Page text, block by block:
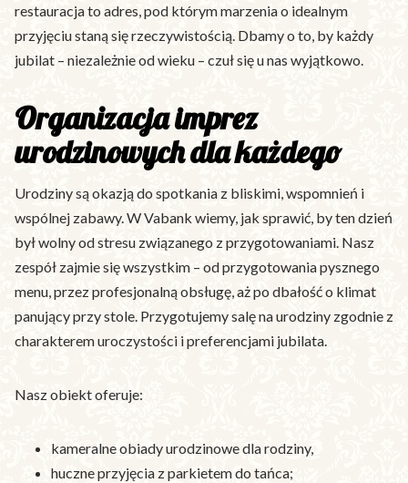
restauracja to adres, pod którym marzenia o idealnym
przyjęciu staną się rzeczywistością. Dbamy o to, by każdy
jubilat – niezależnie od wieku – czuł się u nas wyjątkowo.
Organizacja imprez
urodzinowych dla każdego
Urodziny są okazją do spotkania z bliskimi, wspomnień i
wspólnej zabawy. W Vabank wiemy, jak sprawić, by ten dzień
był wolny od stresu związanego z przygotowaniami. Nasz
zespół zajmie się wszystkim – od przygotowania pysznego
menu, przez profesjonalną obsługę, aż po dbałość o klimat
panujący przy stole. Przygotujemy salę na urodziny zgodnie z
charakterem uroczystości i preferencjami jubilata.
Nasz obiekt oferuje:
kameralne obiady urodzinowe dla rodziny,
huczne przyjęcia z parkietem do tańca;